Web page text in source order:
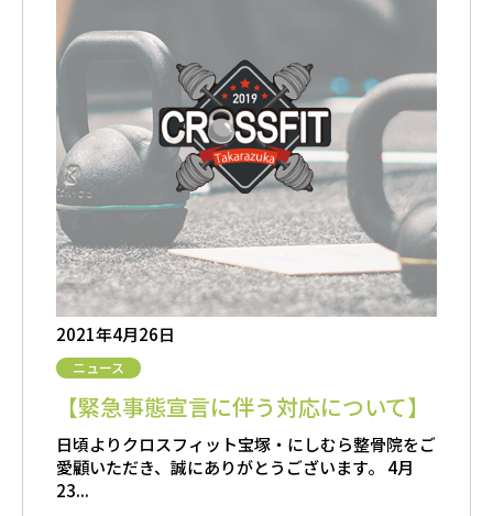
2021年4月26日
ニュース
【緊急事態宣言に伴う対応について】
日頃よりクロスフィット宝塚・にしむら整骨院をご
愛顧いただき、誠にありがとうございます。 4月
23...